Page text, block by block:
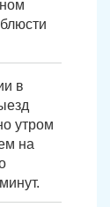
в
утром
на
сайта
сайта
сайта
сайта